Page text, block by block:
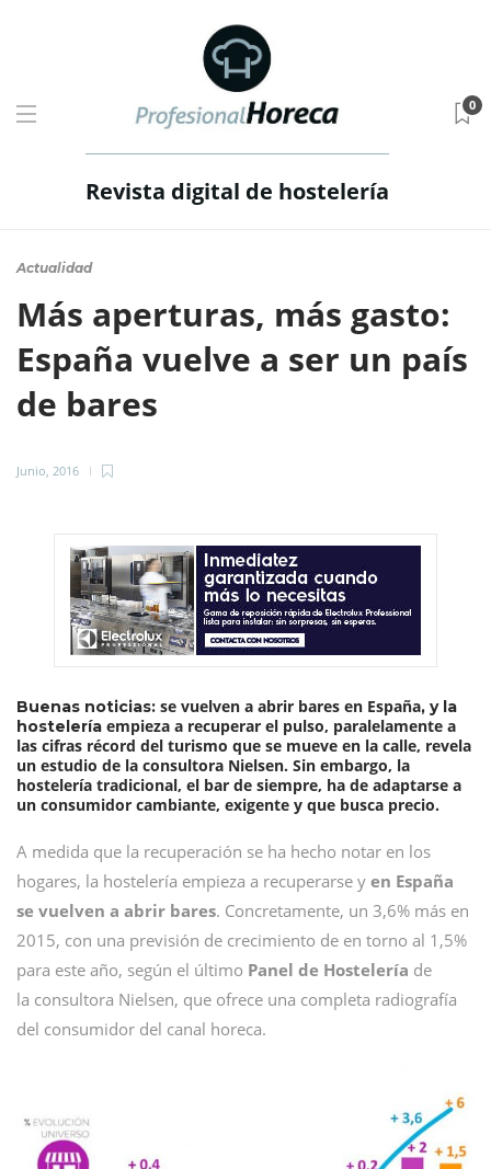
Revista digital de hostelería
0
Actualidad
Más aperturas, más gasto:
España vuelve a ser un país
de bares
Junio, 2016
Buenas noticias: se vuelven a abrir bares en España, y la
hostelería empieza a recuperar el pulso, paralelamente a
las cifras récord del turismo que se mueve en la calle, revela
un estudio de la consultora Nielsen. Sin embargo, la
hostelería tradicional, el bar de siempre, ha de adaptarse a
un consumidor cambiante, exigente y que busca precio.
A medida que la recuperación se ha hecho notar en los
hogares, la hostelería empieza a recuperarse y en España
se vuelven a abrir bares. Concretamente, un 3,6% más en
2015, con una previsión de crecimiento de en torno al 1,5%
para este año, según el último Panel de Hostelería de
la consultora Nielsen, que ofrece una completa radiografía
del consumidor del canal horeca.